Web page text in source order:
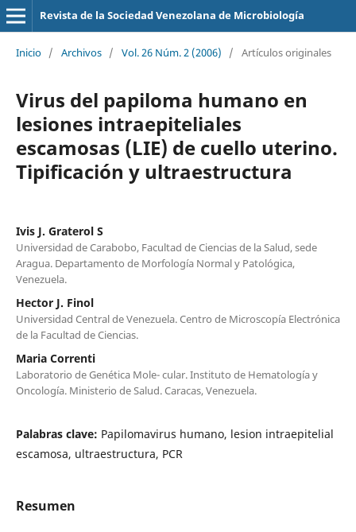
Revista de la Sociedad Venezolana de Microbiología
Inicio / Archivos / Vol. 26 Núm. 2 (2006) / Artículos originales
Virus del papiloma humano en
lesiones intraepiteliales
escamosas (LIE) de cuello uterino.
Tipificación y ultraestructura
Ivis J. Graterol S
Universidad de Carabobo, Facultad de Ciencias de la Salud, sede
Aragua. Departamento de Morfología Normal y Patológica,
Venezuela.
Hector J. Finol
Universidad Central de Venezuela. Centro de Microscopía Electrónica
de la Facultad de Ciencias.
Maria Correnti
Laboratorio de Genética Mole- cular. Instituto de Hematología y
Oncología. Ministerio de Salud. Caracas, Venezuela.
Palabras clave: Papilomavirus humano, lesion intraepitelial
escamosa, ultraestructura, PCR
Resumen